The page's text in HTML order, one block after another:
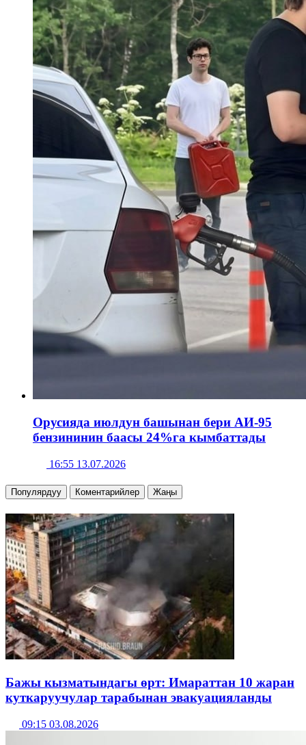
Орусияда июлдун башынан бери АИ-95
бензининин баасы 24%га кымбаттады
16:55 13.07.2026
Популярдуу Коментарийлер Жаңы
Бажы кызматындагы өрт: Имараттан 10 жаран
куткаруучулар тарабынан эвакуацияланды
09:15 03.08.2026